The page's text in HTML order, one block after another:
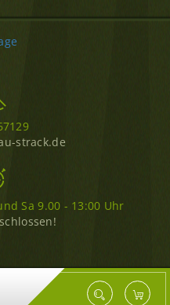
strack.de
Sa 9.00 - 13:00 Uhr